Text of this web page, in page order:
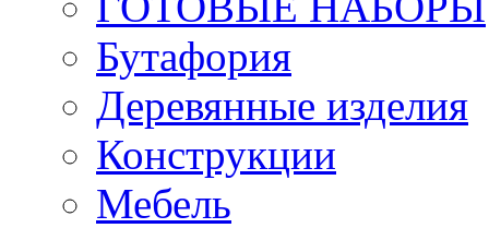
Бутафория
Деревянные изделия
Конструкции
Мебель